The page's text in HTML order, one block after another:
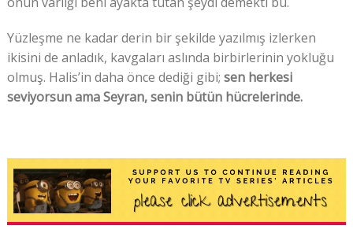
Yüzleşme ne kadar derin bir şekilde yazılmış izlerken
ikisini de anladık, kavgaları aslında birbirlerinin yokluğu
olmuş. Halis’in daha önce dediği gibi; sen herkesi
seviyorsun ama Seyran, senin bütün hücrelerinde.